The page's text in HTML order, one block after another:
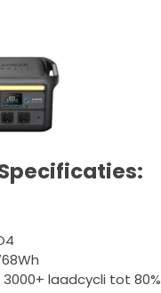
laadcycli tot 80%